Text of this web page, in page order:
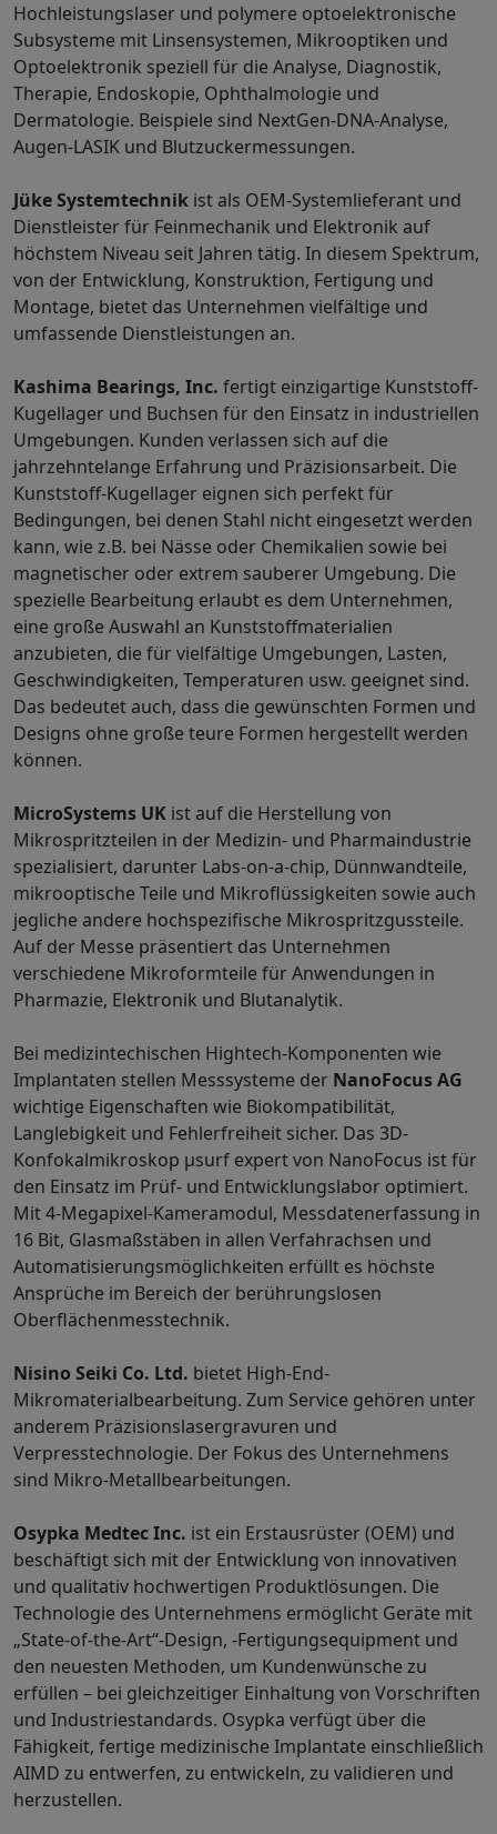
Hochleistungslaser und polymere optoelektronische
Subsysteme mit Linsensystemen, Mikrooptiken und
Optoelektronik speziell für die Analyse, Diagnostik,
Therapie, Endoskopie, Ophthalmologie und
Dermatologie. Beispiele sind NextGen-DNA-Analyse,
Augen-LASIK und Blutzuckermessungen.
Jüke Systemtechnik ist als OEM-Systemlieferant und
Dienstleister für Feinmechanik und Elektronik auf
höchstem Niveau seit Jahren tätig. In diesem Spektrum,
von der Entwicklung, Konstruktion, Fertigung und
Montage, bietet das Unternehmen vielfältige und
umfassende Dienstleistungen an.
Kashima Bearings, Inc. fertigt einzigartige Kunststoff-
Kugellager und Buchsen für den Einsatz in industriellen
Umgebungen. Kunden verlassen sich auf die
jahrzehntelange Erfahrung und Präzisionsarbeit. Die
Kunststoff-Kugellager eignen sich perfekt für
Bedingungen, bei denen Stahl nicht eingesetzt werden
kann, wie z.B. bei Nässe oder Chemikalien sowie bei
magnetischer oder extrem sauberer Umgebung. Die
spezielle Bearbeitung erlaubt es dem Unternehmen,
eine große Auswahl an Kunststoffmaterialien
anzubieten, die für vielfältige Umgebungen, Lasten,
Geschwindigkeiten, Temperaturen usw. geeignet sind.
Das bedeutet auch, dass die gewünschten Formen und
Designs ohne große teure Formen hergestellt werden
können.
MicroSystems UK ist auf die Herstellung von
Mikrospritzteilen in der Medizin- und Pharmaindustrie
spezialisiert, darunter Labs-on-a-chip, Dünnwandteile,
mikrooptische Teile und Mikroflüssigkeiten sowie auch
jegliche andere hochspezifische Mikrospritzgussteile.
Auf der Messe präsentiert das Unternehmen
verschiedene Mikroformteile für Anwendungen in
Pharmazie, Elektronik und Blutanalytik.
Bei medizintechischen Hightech-Komponenten wie
Implantaten stellen Messsysteme der NanoFocus AG
wichtige Eigenschaften wie Biokompatibilität,
Langlebigkeit und Fehlerfreiheit sicher. Das 3D-
Konfokalmikroskop μsurf expert von NanoFocus ist für
den Einsatz im Prüf- und Entwicklungslabor optimiert.
Mit 4-Megapixel-Kameramodul, Messdatenerfassung in
16 Bit, Glasmaßstäben in allen Verfahrachsen und
Automatisierungsmöglichkeiten erfüllt es höchste
Ansprüche im Bereich der berührungslosen
Oberflächenmesstechnik.
Nisino Seiki Co. Ltd. bietet High-End-
Mikromaterialbearbeitung. Zum Service gehören unter
anderem Präzisionslasergravuren und
Verpresstechnologie. Der Fokus des Unternehmens
sind Mikro-Metallbearbeitungen.
Osypka Medtec Inc. ist ein Erstausrüster (OEM) und
beschäftigt sich mit der Entwicklung von innovativen
und qualitativ hochwertigen Produktlösungen. Die
Technologie des Unternehmens ermöglicht Geräte mit
„State-of-the-Art“-Design, -Fertigungsequipment und
den neuesten Methoden, um Kundenwünsche zu
erfüllen – bei gleichzeitiger Einhaltung von Vorschriften
und Industriestandards. Osypka verfügt über die
Fähigkeit, fertige medizinische Implantate einschließlich
AIMD zu entwerfen, zu entwickeln, zu validieren und
herzustellen.